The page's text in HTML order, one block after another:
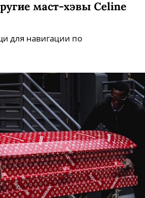
Ленинградской
маст-хэвы Celine